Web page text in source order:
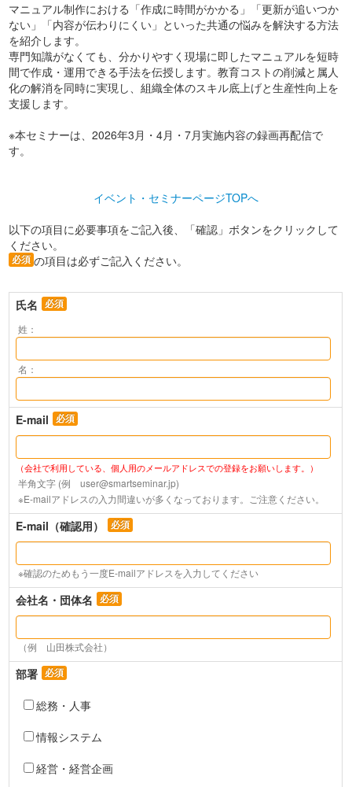
マニュアル制作における「作成に時間がかかる」「更新が追いつか
ない」「内容が伝わりにくい」といった共通の悩みを解決する方法
を紹介します。
専門知識がなくても、分かりやすく現場に即したマニュアルを短時
間で作成・運用できる手法を伝授します。教育コストの削減と属人
化の解消を同時に実現し、組織全体のスキル底上げと生産性向上を
支援します。
※本セミナーは、2026年3月・4月・7月実施内容の録画再配信で
す。
イベント・セミナーページTOPへ
以下の項目に必要事項をご記入後、「確認」ボタンをクリックして
ください。
必須 の項目は必ずご記入ください。
氏名
E-mail
（会社で利用している、個人用のメールアドレスでの登録をお願いします。）
半角文字 (例　user@smartseminar.jp)
※E-mailアドレスの入力間違いが多くなっております。ご注意ください。
E-mail（確認用）
※確認のためもう一度E-mailアドレスを入力してください
会社名・団体名
（例　山田株式会社）
部署
総務・人事
情報システム
経営・経営企画